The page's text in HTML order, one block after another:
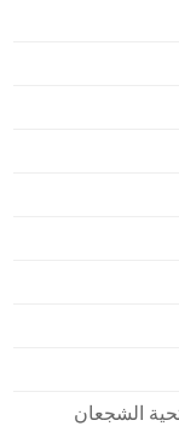
الشجعان